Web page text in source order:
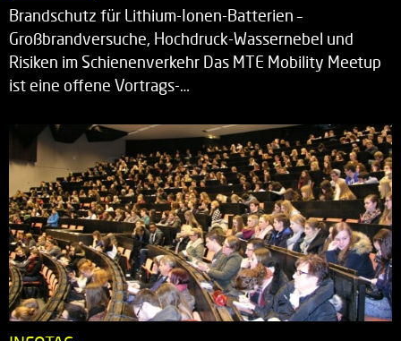
Brandschutz für Lithium-Ionen-Batterien –
Großbrandversuche, Hochdruck-Wassernebel und
Risiken im Schienenverkehr Das MTE Mobility Meetup
ist eine offene Vortrags-…